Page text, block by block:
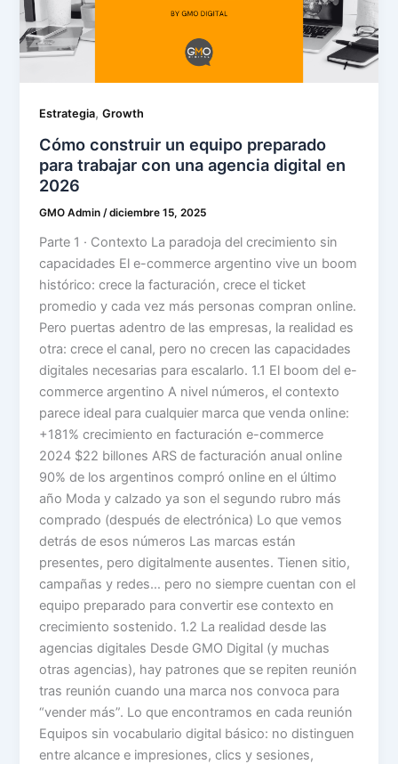
Estrategia,Growth
Cómo construir un equipo preparado
para trabajar con una agencia digital en
2026
GMO Admin /diciembre 15, 2025
Parte 1 · Contexto La paradoja del crecimiento sin
capacidades El e-commerce argentino vive un boom
histórico: crece la facturación, crece el ticket
promedio y cada vez más personas compran online.
Pero puertas adentro de las empresas, la realidad es
otra: crece el canal, pero no crecen las capacidades
digitales necesarias para escalarlo. 1.1 El boom del e-
commerce argentino A nivel números, el contexto
parece ideal para cualquier marca que venda online:
+181% crecimiento en facturación e-commerce
2024 $22 billones ARS de facturación anual online
90% de los argentinos compró online en el último
año Moda y calzado ya son el segundo rubro más
comprado (después de electrónica) Lo que vemos
detrás de esos números Las marcas están
presentes, pero digitalmente ausentes. Tienen sitio,
campañas y redes… pero no siempre cuentan con el
equipo preparado para convertir ese contexto en
crecimiento sostenido. 1.2 La realidad desde las
agencias digitales Desde GMO Digital (y muchas
otras agencias), hay patrones que se repiten reunión
tras reunión cuando una marca nos convoca para
“vender más”. Lo que encontramos en cada reunión
Equipos sin vocabulario digital básico: no distinguen
entre alcance e impresiones, clics y sesiones,